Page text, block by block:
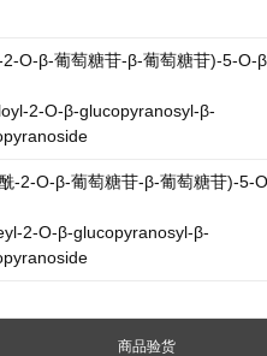
O-β-葡萄糖苷-β-葡萄糖苷)-5-O-
2-O-β-glucopyranosyl-β-
-2-O-β-葡萄糖苷-β-葡萄糖苷)-5-
2-O-β-glucopyranosyl-β-
商品验货